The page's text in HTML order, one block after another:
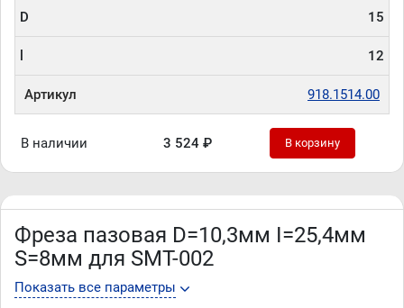
D 15
12
Артикул 918.1514.00
В наличии 3 524 ₽ В корзину
Фреза пазовая D=10,3мм I=25,4мм
S=8мм для SMT-002
Показать все параметры